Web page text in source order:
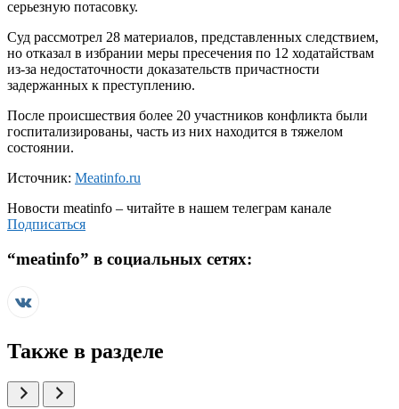
серьезную потасовку.
Суд рассмотрел 28 материалов, представленных следствием,
но отказал в избрании меры пресечения по 12 ходатайствам
из-за недостаточности доказательств причастности
задержанных к преступлению.
После происшествия более 20 участников конфликта были
госпитализированы, часть из них находится в тяжелом
состоянии.
Источник: Meatinfo.ru
Новости meatinfo – читайте в нашем телеграм канале
Подписаться
“meatinfo” в социальных сетях:
Также в разделе